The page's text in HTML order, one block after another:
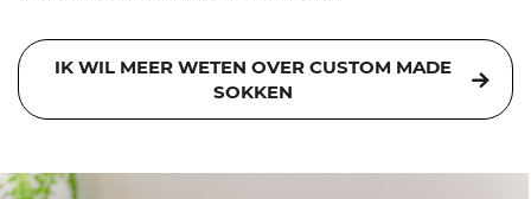
IK WIL MEER WETEN OVER CUSTOM MADE
SOKKEN